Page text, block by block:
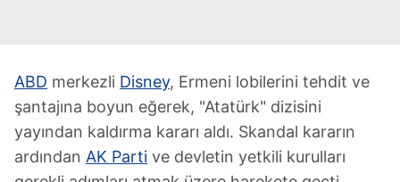
ABD merkezli Disney, Ermeni lobilerini tehdit ve
şantajına boyun eğerek, "Atatürk" dizisini
yayından kaldırma kararı aldı. Skandal kararın
ardından AK Parti ve devletin yetkili kurulları